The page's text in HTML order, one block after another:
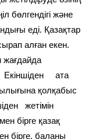
бөлгендігі және
еді. Қазақтар
алған екен.
жағдайда
ата
қолқабыс
жетімін
бірге қазақ
бірге, баланы